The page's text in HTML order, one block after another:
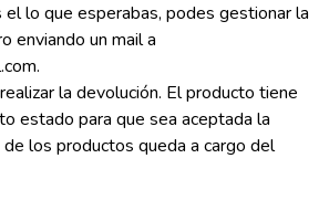
lo que esperabas, podes gestionar la
enviando un mail a
la devolución. El producto tiene
estado para que sea aceptada la
los productos queda a cargo del